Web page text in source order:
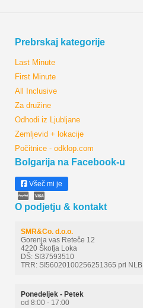
Prebrskaj kategorije
Last Minute
First Minute
All Inclusive
Za družine
Odhodi iz Ljubljane
Zemljevid + lokacije
Počitnice - odklop.com
Bolgarija na Facebook-u
Všeč mi je
O podjetju & kontakt
SMR&Co. d.o.o.
Gorenja vas Reteče 12
4220 Škofja Loka
DŠ: SI37593510
TRR: SI56020100256251365 pri NLB
Ponedeljek - Petek
od 8:00 - 17:00